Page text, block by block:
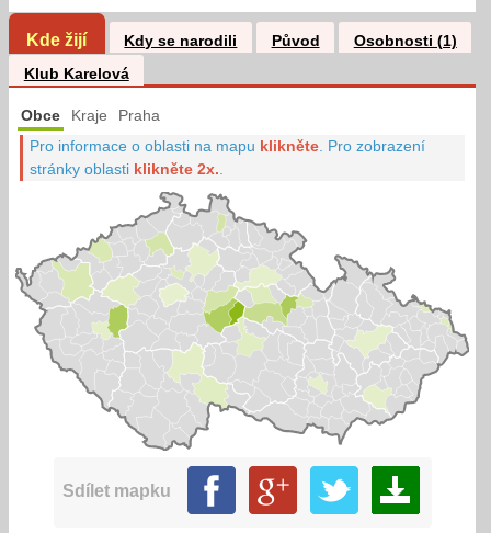
Kde žijí Kdy se narodili Původ
Osobnosti (1)
Klub Karelová
Obce Kraje Praha
Pro informace o oblasti na mapu klikněte Pro zobrazení
stránky oblasti klikněte 2x.
Sdílet mapku